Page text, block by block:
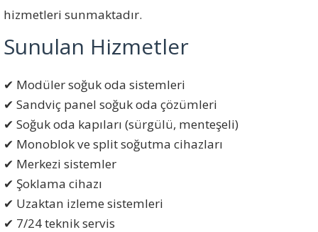
hizmetleri sunmaktadır.
Sunulan Hizmetler
✔ Modüler soğuk oda sistemleri
✔ Sandviç panel soğuk oda çözümleri
✔ Soğuk oda kapıları (sürgülü, menteşeli)
✔ Monoblok ve split soğutma cihazları
✔ Merkezi sistemler
✔ Şoklama cihazı
✔ Uzaktan izleme sistemleri
✔ 7/24 teknik servis